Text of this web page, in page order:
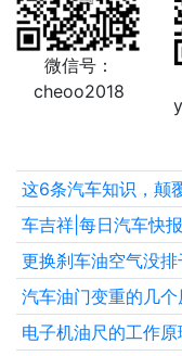
微信号：
cheoo2018
这6条汽车知识，颠
车吉祥|每日汽车快报
更换刹车油空气没
汽车油门变重的几个
电子机油尺的工作原